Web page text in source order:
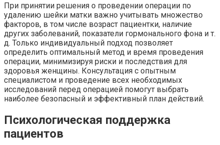
При принятии решения о проведении операции по
удалению шейки матки важно учитывать множество
факторов, в том числе возраст пациентки, наличие
других заболеваний, показатели гормонального фона и т.
д. Только индивидуальный подход позволяет
определить оптимальный метод и время проведения
операции, минимизируя риски и последствия для
здоровья женщины. Консультация с опытным
специалистом и проведение всех необходимых
исследований перед операцией помогут выбрать
наиболее безопасный и эффективный план действий.
Психологическая поддержка
пациентов